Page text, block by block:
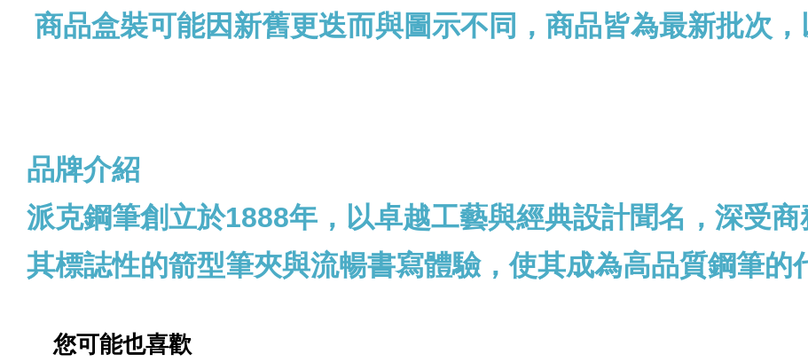
商品盒裝可能因新舊更迭而與圖示不同，商品皆為最新批次，
品牌介紹
派克鋼筆創立於1888年，以卓越工藝與經典設計聞名，深受商
其標誌性的箭型筆夾與流暢書寫體驗，使其成為高品質鋼筆的
您可能也喜歡